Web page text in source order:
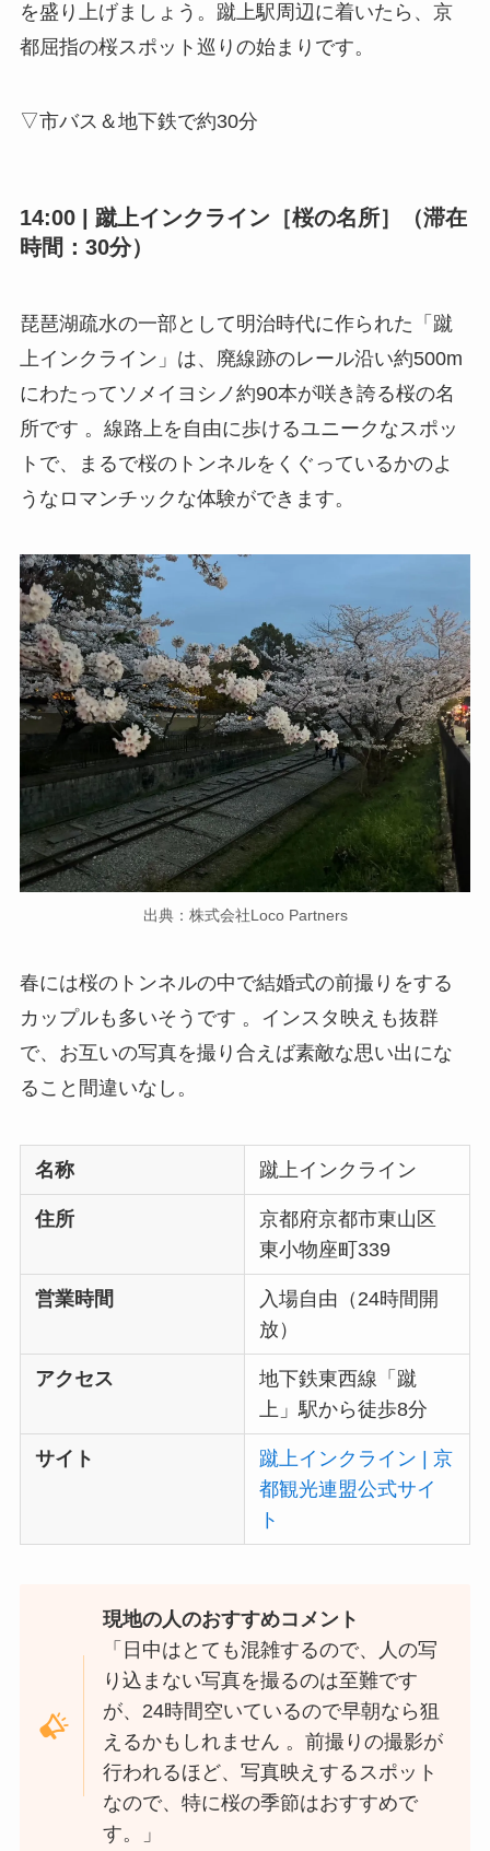
を盛り上げましょう。蹴上駅周辺に着いたら、京
都屈指の桜スポット巡りの始まりです。
▽市バス＆地下鉄で約30分
14:00 | 蹴上インクライン［桜の名所］（滞在
時間：30分）
琵琶湖疏水の一部として明治時代に作られた「蹴
上インクライン」は、廃線跡のレール沿い約500m
にわたってソメイヨシノ約90本が咲き誇る桜の名
所です 。線路上を自由に歩けるユニークなスポッ
トで、まるで桜のトンネルをくぐっているかのよ
うなロマンチックな体験ができます。
出典：株式会社Loco Partners
春には桜のトンネルの中で結婚式の前撮りをする
カップルも多いそうです 。インスタ映えも抜群
で、お互いの写真を撮り合えば素敵な思い出にな
ること間違いなし。
名称 蹴上インクライン
住所
京都府京都市東山区
東小物座町339
営業時間
入場自由（24時間開
放）
アクセス
地下鉄東西線「蹴
上」駅から徒歩8分
サイト
蹴上インクライン | 京
都観光連盟公式サイ
ト
現地の人のおすすめコメント
「日中はとても混雑するので、人の写
り込まない写真を撮るのは至難です
が、24時間空いているので早朝なら狙
えるかもしれません 。前撮りの撮影が
行われるほど、写真映えするスポット
なので、特に桜の季節はおすすめで
す。」